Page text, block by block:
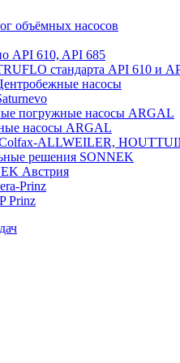
объёмных насосов
API 610, API 685
стандарта API 610 и
насосы
погружные насосы ARGAL
насосы ARGAL
ALLWEILER,
решения SONNEK
Австрия
Prinz
Prinz